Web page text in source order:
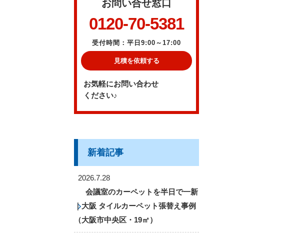
お問い合せ窓口
0120-70-5381
受付時間：平日9:00～17:00
見積を依頼する
お気軽にお問い合わせ
ください♪
新着記事
2026.7.28
会議室のカーペットを半日で一新
｜大阪 タイルカーペット張替え事例
（大阪市中央区・19㎡）